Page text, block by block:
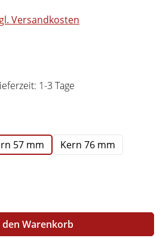
Versandkosten
1-3 Tage
57 mm Kern 76 mm
Gib den gewünschten
den Warenkorb